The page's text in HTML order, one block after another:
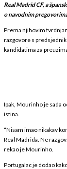
Real Madrid CF, a
o navodnim
Prema njihovim
razgovore s
kandidatima za
Ipak, Mourinho je sada
istina.
“Nisam imao nikakav
Real Madrida. Ne
rekao je Mourinho.
Portugalac je dodao